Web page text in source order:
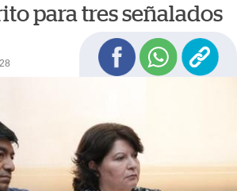
para tres señalados